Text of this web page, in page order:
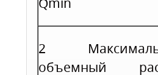
2
объемный